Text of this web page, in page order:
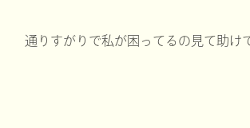
通りすがりで私が困ってるの見て助け